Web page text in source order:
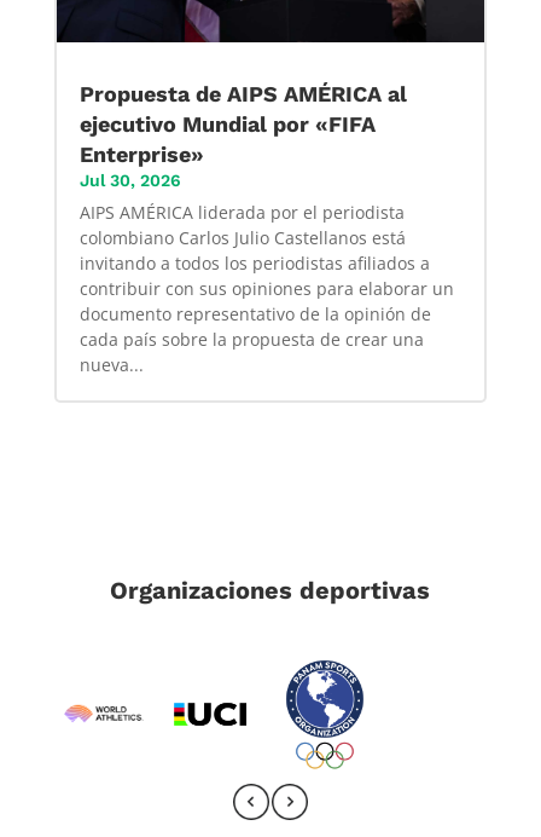
Propuesta de AIPS AMÉRICA al
ejecutivo Mundial por «FIFA
Enterprise»
Jul 30, 2026
AIPS AMÉRICA liderada por el periodista
colombiano Carlos Julio Castellanos está
invitando a todos los periodistas afiliados a
contribuir con sus opiniones para elaborar un
documento representativo de la opinión de
cada país sobre la propuesta de crear una
nueva...
Organizaciones deportivas